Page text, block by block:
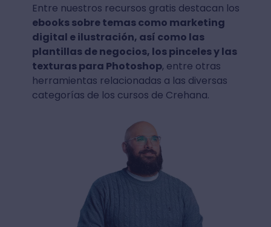
Entre nuestros recursos gratis destacan los
ebooks sobre temas como marketing
digital e ilustración, así como las
plantillas de negocios, los pinceles y las
texturas para Photoshop, entre otras
herramientas relacionadas a las diversas
categorías de los cursos de Crehana.